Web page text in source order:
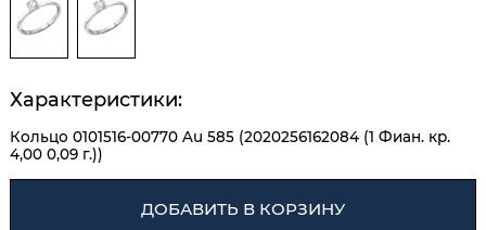
Характеристики:
Кольцо 0101516-00770 Au 585 (2020256162084 (1 Фиан. кр.
4,00 0,09 г.))
ДОБАВИТЬ В КОРЗИНУ